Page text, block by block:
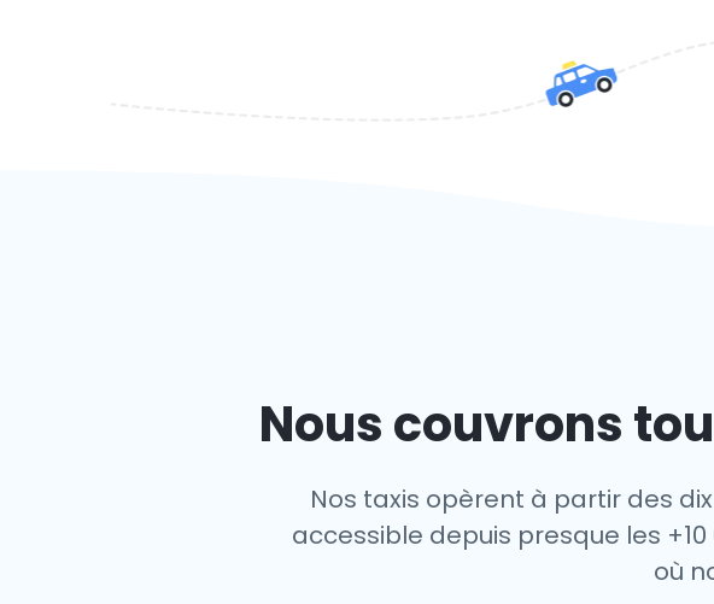
Nous couvrons
Nos taxis opèrent à partir des
accessible depuis presque les
où